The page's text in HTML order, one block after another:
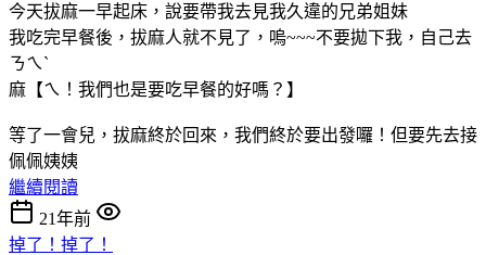
今天拔麻一早起床，說要帶我去見我久違的兄弟姐妹
我吃完早餐後，拔麻人就不見了，嗚~~~不要拋下我，自己去
ㄋㄟ`
麻【ㄟ！我們也是要吃早餐的好嗎？】
等了一會兒，拔麻終於回來，我們終於要出發囉！但要先去接
佩佩姨姨
繼續閱讀
21年前
掉了！掉了！